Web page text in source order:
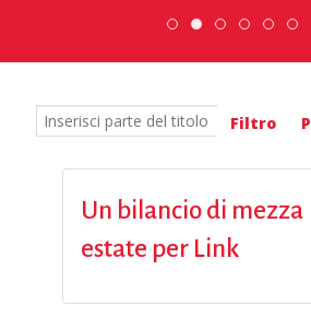
Scambio
DiscoverEu
ESC »
Inserisci parte del titolo Filtro
Un bilancio di mezza
estate per Link